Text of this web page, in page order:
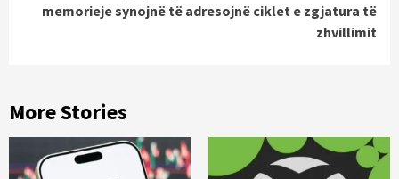
memorieje synojnë të adresojnë ciklet e zgjatura të
zhvillimit
More Stories